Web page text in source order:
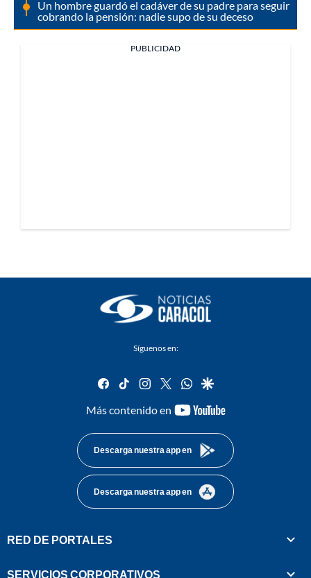
Un hombre guardó el cadáver de su padre para seguir
cobrando la pensión: nadie supo de su deceso
PUBLICIDAD
Síguenos en:
facebook
tiktok instagram
twitterwhatsapp
google
Más contenido en
youtube-
Descarga nuestra app en
Descarga nuestra app en
RED DE PORTALES
SERVICIOS CORPORATIVOS